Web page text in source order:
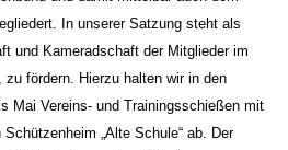
In unserer Satzung steht als
und Kameradschaft der Mitglieder im
fördern. Hierzu halten wir in den
Mai Vereins- und Trainingsschießen mit
„Alte Schule“ ab. Der